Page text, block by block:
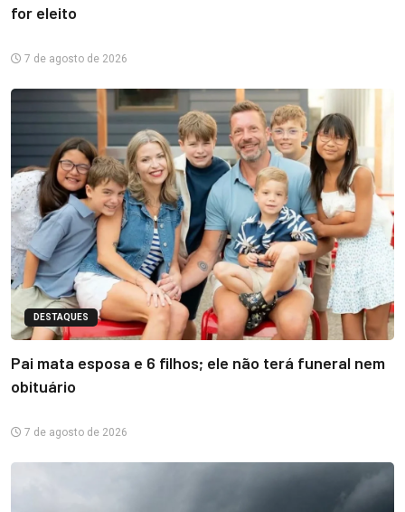
for eleito
7 de agosto de 2026
DESTAQUES
Pai mata esposa e 6 filhos; ele não terá funeral nem
obituário
7 de agosto de 2026